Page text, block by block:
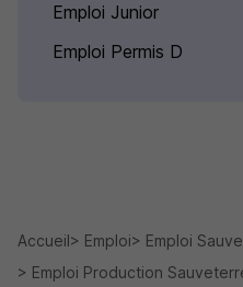
Emploi Junior
Emploi Permis D
Accueil Emploi
Emploi
Emploi Production